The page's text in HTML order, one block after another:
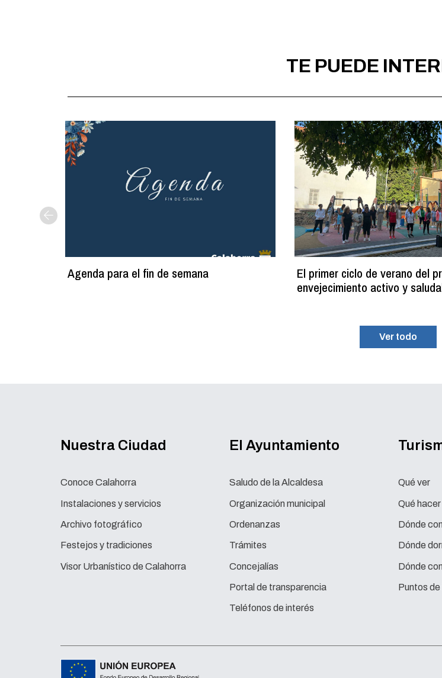
TE PUEDE
Agenda para el fin de semana
El primer ciclo de verano del
envejecimiento activo y
Ver todo
Nuestra Ciudad
Conoce Calahorra
Instalaciones y servicios
Archivo fotográfico
Festejos y tradiciones
Visor Urbanístico de Calahorra
El Ayuntamiento
Saludo de la Alcaldesa
Organización municipal
Ordenanzas
Trámites
Concejalías
Portal de transparencia
Teléfonos de interés
Qué ver
Qué hacer
Dónde
Dónde
Dónde
Puntos